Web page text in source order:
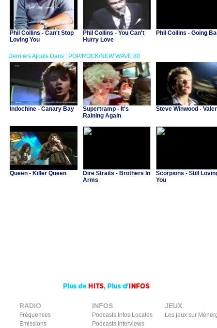
Phil Collins - Can't Stop
Loving You
Phil Collins - You Can't
Hurry Love
Phil Collins - Going
Derniers Ajouts Dans : POP/ROCK/NEW WAVE 80
Indochine - Canary Bay
Supertramp - It's
Raining Again
Steve Winwood -
Queen - Killer Queen
Dire Straits - Brothers In
Arms
Scorpions - Still
You
RADIO
Fréquences
Emissions
INFOS
Podcasts Infos Locales
Podcasts Interviews
JEUX
Les jeux sur